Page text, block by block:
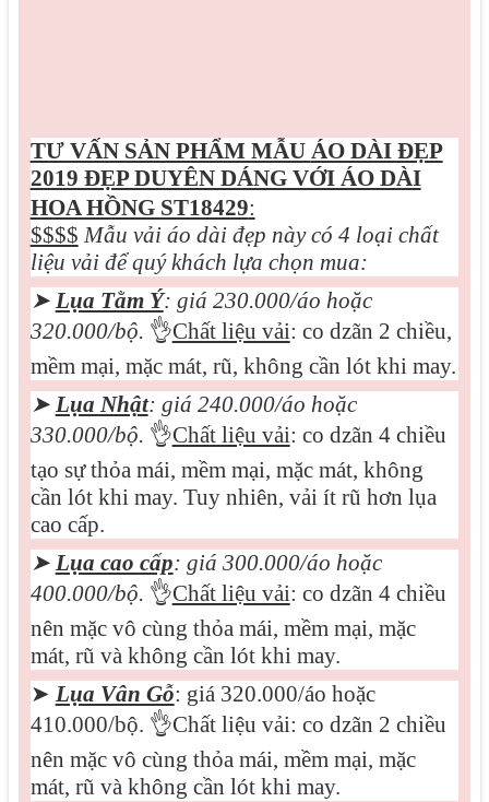
TƯ VẤN SẢN PHẨM MẪU ÁO DÀI ĐẸP
2019 ĐẸP DUYÊN DÁNG VỚI ÁO DÀI
HOA HỒNG ST18429:
$$$$ Mẫu vải áo dài đẹp này có 4 loại chất
liệu vải để quý khách lựa chọn mua:
➤ Lụa Tằm Ý: giá 230.000/áo hoặc
320.000/bộ. 👌Chất liệu vải: co dzãn 2 chiều,
mềm mại, mặc mát, rũ, không cần lót khi may.
➤ Lụa Nhật: giá 240.000/áo hoặc
330.000/bộ. 👌Chất liệu vải: co dzãn 4 chiều
tạo sự thỏa mái, mềm mại, mặc mát, không
cần lót khi may. Tuy nhiên, vải ít rũ hơn lụa
cao cấp.
➤ Lụa cao cấp: giá 300.000/áo hoặc
400.000/bộ. 👌Chất liệu vải: co dzãn 4 chiều
nên mặc vô cùng thỏa mái, mềm mại, mặc
mát, rũ và không cần lót khi may.
➤ Lụa Vân Gỗ: giá 320.000/áo hoặc
410.000/bộ. 👌Chất liệu vải: co dzãn 2 chiều
nên mặc vô cùng thỏa mái, mềm mại, mặc
mát, rũ và không cần lót khi may.